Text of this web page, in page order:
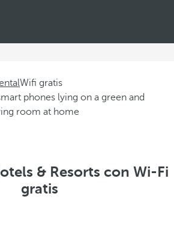
Wifi gratis
& Resorts con Wi-Fi
gratis